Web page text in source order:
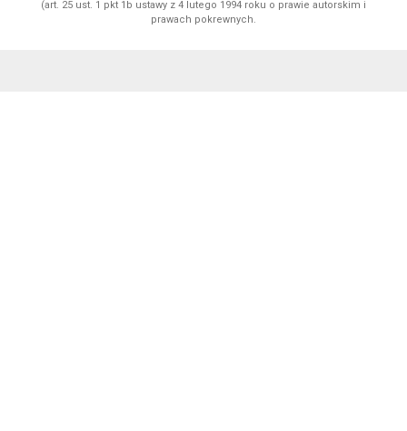
(art. 25 ust. 1 pkt 1b ustawy z 4 lutego 1994 roku o prawie autorskim i
prawach pokrewnych.